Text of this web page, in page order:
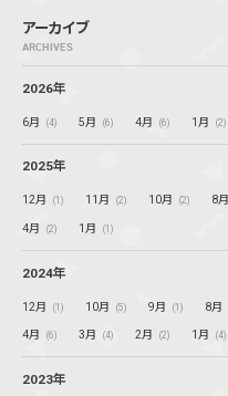
アーカイブ
ARCHIVES
2026年
6月 (4) 5月 (6) 4月 (6) 1月 (2)
2025年
12月 (1) 11月 (2) 10月 (2) 8月
4月 (2) 1月 (1)
2024年
12月 (1) 10月 (5) 9月 (1) 8月
4月 (6) 3月 (4) 2月 (2) 1月 (4)
2023年